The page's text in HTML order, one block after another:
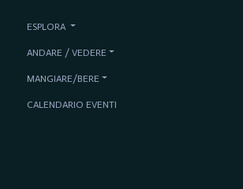
ESPLORA
ANDARE / VEDERE
MANGIARE/BERE
CALENDARIO EVENTI